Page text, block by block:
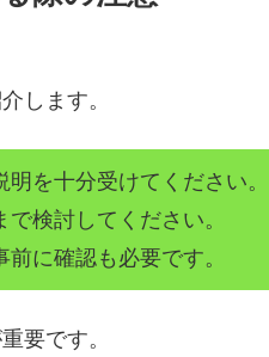
します。
を十分受けてください。
検討してください。
に確認も必要です。
要です。